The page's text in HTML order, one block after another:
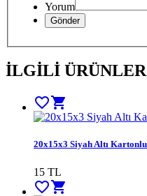
Yorum
İLGİLİ ÜRÜNLER
favorite_bordershopping_cart
20x15x3 Siyah Altı
15 TL
favorite_bordershopping_cart